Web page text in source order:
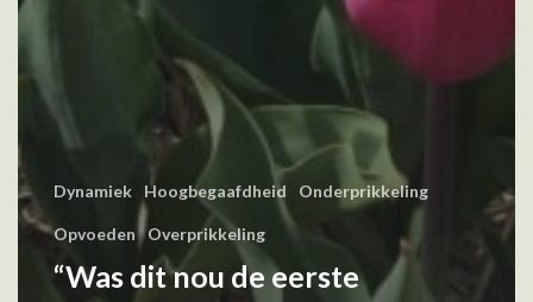
Dynamiek Hoogbegaafdheid Onderprikkeling
Opvoeden Overprikkeling
“Was dit nou de eerste